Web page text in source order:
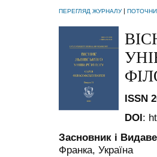
ПЕРЕГЛЯД ЖУРНАЛУ|
ISSN
DOI:
Засновник і
Франка, Україна